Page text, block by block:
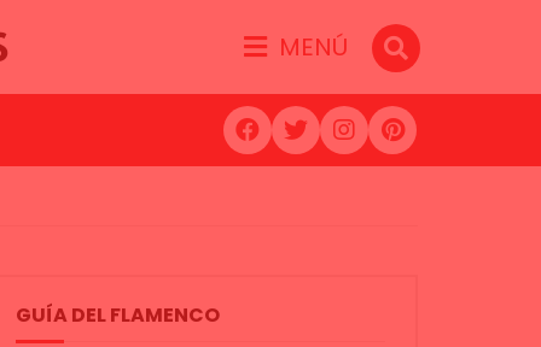
MENÚ
GUÍA DEL FLAMENCO